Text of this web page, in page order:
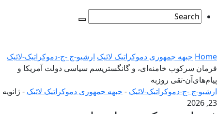
Home جبهه جمهوری دموکراتیک لائیک ارشیو-ج -ج-دموکراتیک-لائیک
فرمان سرکوب خامنه‌ای، و گانگستریسم سیاسی دولت آمریکا و
پیام‌های‌آن-تقی روزبه
ارشیو-ج -ج-دموکراتیک-لائیک - جبهه جمهوری دموکراتیک لائیک - ژانویه
23, 2026